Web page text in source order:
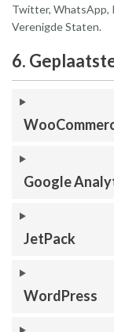
Twitter, WhatsApp,
Verenigde Staten.
6.
Google
JetPack
WordPress